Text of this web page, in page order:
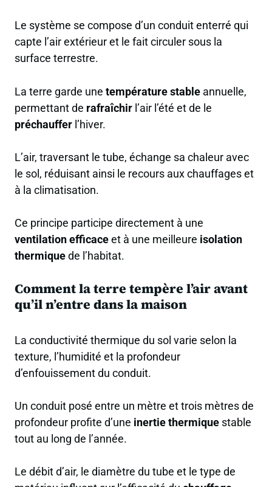
Le système se compose d’un conduit enterré qui
capte l’air extérieur et le fait circuler sous la
surface terrestre.
La terre garde une température stable annuelle,
permettant de rafraîchir l’air l’été et de le
préchauffer l’hiver.
L’air, traversant le tube, échange sa chaleur avec
le sol, réduisant ainsi le recours aux chauffages et
à la climatisation.
Ce principe participe directement à une
ventilation efficaceet à une meilleure isolation
thermiquede l’habitat.
Comment la terre tempère l’air avant
qu’il n’entre dans la maison
La conductivité thermique du sol varie selon la
texture, l’humidité et la profondeur
d’enfouissement du conduit.
Un conduit posé entre un mètre et trois mètres de
profondeur profite d’une inertie thermique stable
tout au long de l’année.
Le débit d’air, le diamètre du tube et le type de